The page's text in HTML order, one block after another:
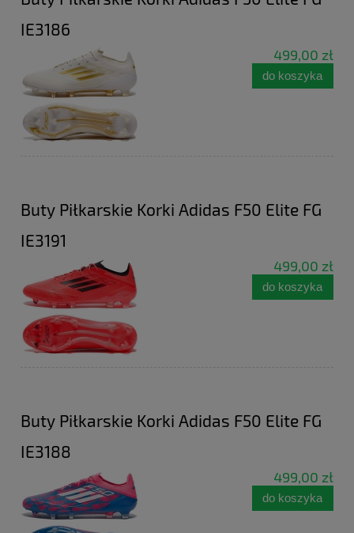
IE3186
499,00 zł
do koszyka
Buty Piłkarskie Korki Adidas F50 Elite FG
IE3191
499,00 zł
do koszyka
Buty Piłkarskie Korki Adidas F50 Elite FG
IE3188
499,00 zł
do koszyka